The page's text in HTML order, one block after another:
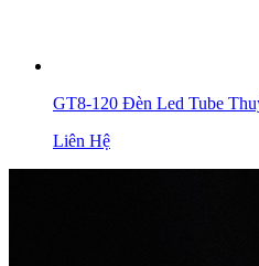
GT8-120 Đèn Led Tube
Liên Hệ